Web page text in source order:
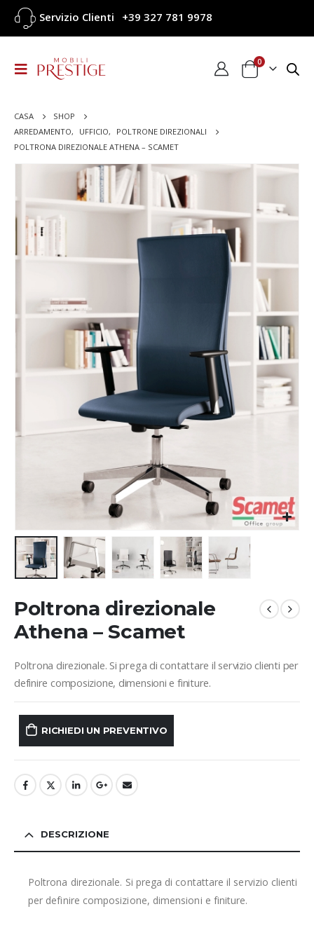
Servizio Clienti +39 327 781 9978
0
CASA
SHOP
ARREDAMENTO, UFFICIO,
POLTRONE DIREZIONALI
POLTRONA DIREZIONALE ATHENA – SCAMET
Poltrona direzionale
Athena – Scamet
Poltrona direzionale. Si prega di contattare il servizio clienti per
definire composizione, dimensioni e finiture.
RICHIEDI UN PREVENTIVO
DESCRIZIONE
Poltrona direzionale. Si prega di contattare il servizio clienti
per definire composizione, dimensioni e finiture.